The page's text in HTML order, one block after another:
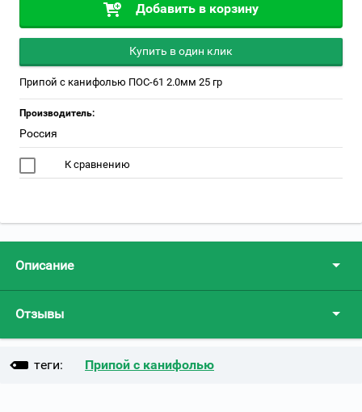
Добавить в корзину
Купить в один клик
Припой с канифолью ПОС-61 2.0мм 25 гр
Производитель:
Россия
К сравнению
Описание
Отзывы
теги: Припой с канифолью